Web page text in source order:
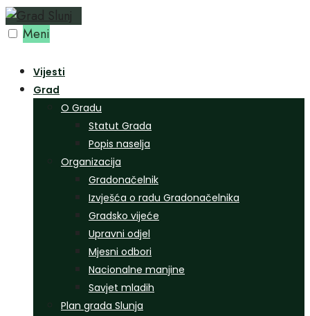
Preskoči
na Meni
Vijesti
Grad
O Gradu
Statut Grada
Popis naselja
Organizacija
Gradonačelnik
Izvješća o radu Gradonačelnika
Gradsko vijeće
Upravni odjel
Mjesni odbori
Nacionalne manjine
Savjet mladih
Plan grada Slunja